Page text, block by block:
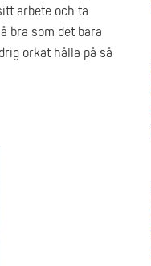
arbete och ta
bra som det bara
orkat hålla på så